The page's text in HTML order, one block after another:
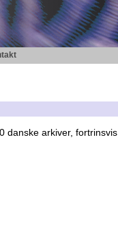
danske arkiver, fortrinsvis